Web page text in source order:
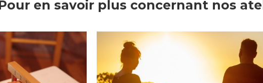
en savoir plus concernant nos